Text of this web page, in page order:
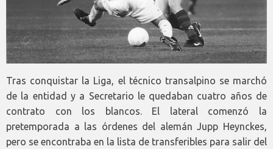
Tras conquistar la Liga, el técnico transalpino se marchó
de la entidad y a Secretario le quedaban cuatro años de
contrato con los blancos. El lateral comenzó la
pretemporada a las órdenes del alemán Jupp Heynckes,
pero se encontraba en la lista de transferibles para salir del